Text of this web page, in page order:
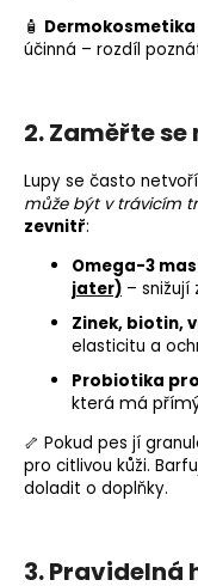
🧴 Dermokosmetika
účinná – rozdíl
2. Zaměřte
Lupy se často
může být v trávicím
zevnitř:
Omega-3
jater) – snižují
Zinek, biotin,
elasticitu a
Probiotika
která má
🦴 Pokud pes jí
pro citlivou kůži.
doladit o doplňky.
3. Pravidelná